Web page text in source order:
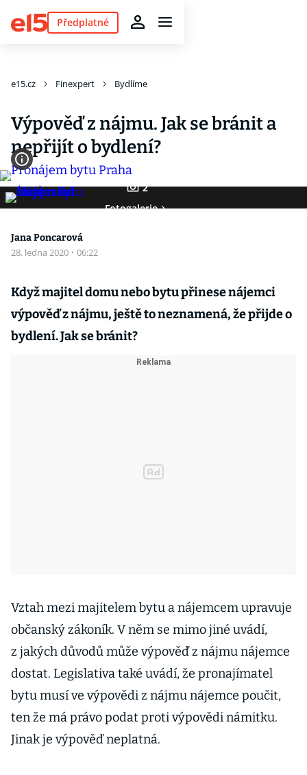
Předplatné
e15.cz Finexpert Bydlíme
Výpověď z nájmu. Jak se bránit a
nepřijít o bydlení?
2
Fotogalerie
Jana Poncarová
28. ledna 2020 · 06:22
Když majitel domu nebo bytu přinese nájemci
výpověď z nájmu, ještě to neznamená, že přijde o
bydlení. Jak se bránit?
Vztah mezi majitelem bytu a nájemcem upravuje
občanský zákoník. V něm se mimo jiné uvádí,
z jakých důvodů může výpověď z nájmu nájemce
dostat. Legislativa také uvádí, že pronajímatel
bytu musí ve výpovědi z nájmu nájemce poučit,
ten že má právo podat proti výpovědi námitku.
Jinak je výpověď neplatná.